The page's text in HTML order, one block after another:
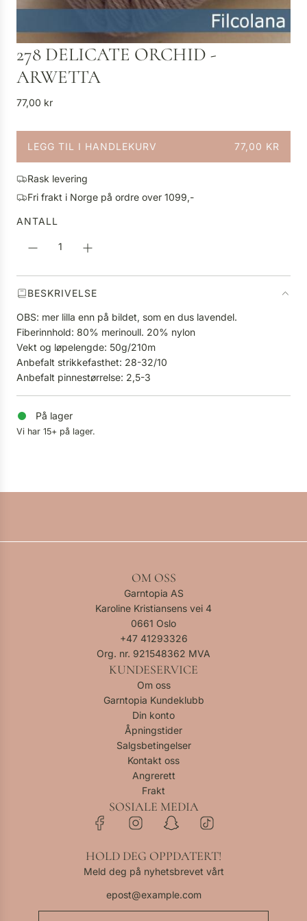
278 DELICATE ORCHID -
ARWETTA
V
n
i
g
p
i
77,00 kr
LEGG TIL I HANDLEKURV 77,00 KR
L
S
T
R
.
Rask levering
Fri frakt i Norge på ordre over 1099,-
ANTALL
BESKRIVELSE
OBS: mer lilla enn på bildet, som en dus lavendel.
Fiberinnhold: 80% merinoull. 20% nylon
Vekt og løpelengde: 50g/210m
Anbefalt strikkefasthet: 28-32/10
Anbefalt pinnestørrelse: 2,5-3
På lager
Vi har 15+ på lager.
OM OSS
Garntopia AS
Karoline Kristiansens vei 4
0661 Oslo
+47 41293326
Org. nr. 921548362 MVA
KUNDESERVICE
Om oss
Garntopia Kundeklubb
Din konto
Åpningstider
Salgsbetingelser
Kontakt oss
Angrerett
Frakt
SOSIALE MEDIA
HOLD DEG OPPDATERT!
Meld deg på nyhetsbrevet vårt